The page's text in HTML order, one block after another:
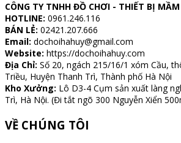
CÔNG TY TNHH ĐỒ CHƠI - THIẾT BỊ
HOTLINE: 0961.246.116
BÁN LẺ: 02421.207.666
Email: dochoihahuy@gmail.com
Website: https://dochoihahuy.com
Địa Chỉ: Số 20, ngách 215/16/1 xóm Cầu,
Triều, Huyện Thanh Trì, Thành phố Hà Nội
Kho Xưởng: Lô D3-4 Cụm sản xuất làng
Trì, Hà Nội. (Đi tắt ngõ 300 Nguyễn Xiển
VỀ CHÚNG TÔI